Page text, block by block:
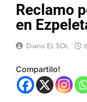
Reclamo
en
Diario EL SOL
Compartilo!